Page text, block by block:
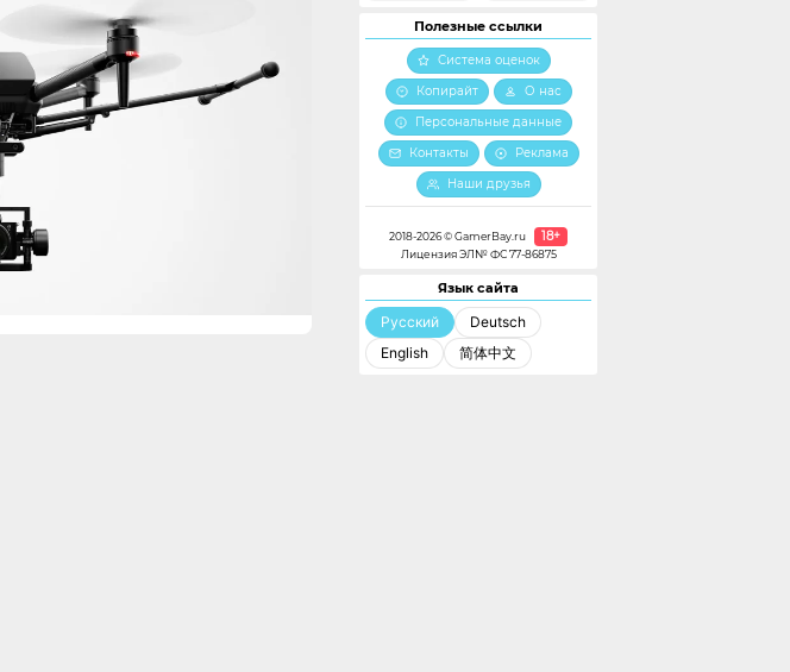
Полезные ссылки
Система оценок
Копирайт
О нас
Персональные данные
Контакты
Реклама
Наши друзья
2018-2026 © GamerBay.ru 18+
Лицензия ЭЛ№ ФС 77-86875
Язык сайта
Русский
Deutsch
English
简体中文